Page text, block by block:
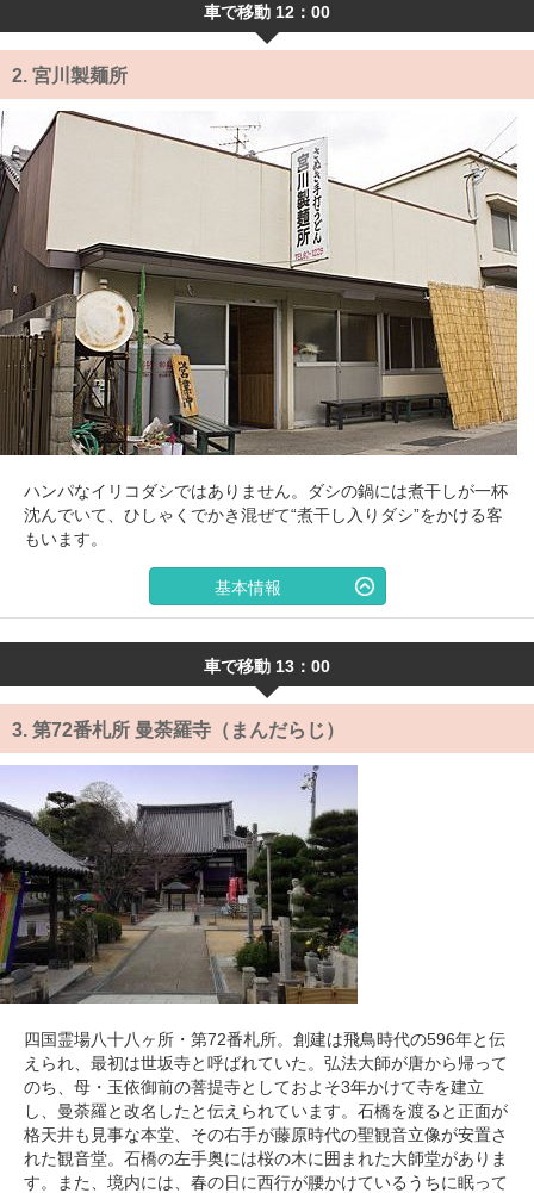
車で移動 12：00
2. 宮川製麺所
ハンパなイリコダシではありません。ダシの鍋には煮干しが一杯
沈んでいて、ひしゃくでかき混ぜて“煮干し入りダシ”をかける客
もいます。
基本情報
車で移動 13：00
3. 第72番札所 曼荼羅寺（まんだらじ）
四国霊場八十八ヶ所・第72番札所。創建は飛鳥時代の596年と伝
えられ、最初は世坂寺と呼ばれていた。弘法大師が唐から帰って
のち、母・玉依御前の菩提寺としておよそ3年かけて寺を建立
し、曼荼羅と改名したと伝えられています。石橋を渡ると正面が
格天井も見事な本堂、その右手が藤原時代の聖観音立像が安置さ
れた観音堂。石橋の左手奥には桜の木に囲まれた大師堂がありま
す。また、境内には、春の日に西行が腰かけているうちに眠って